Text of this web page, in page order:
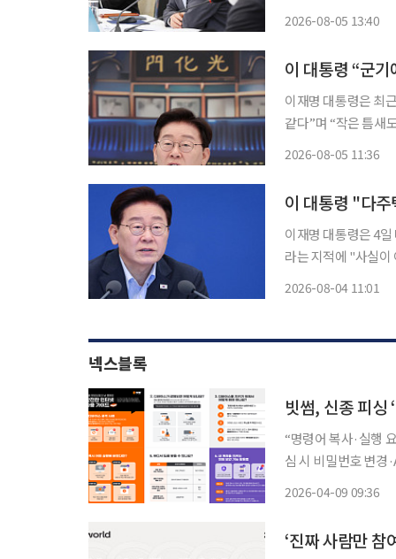
2026-08-05 13:40
이 대통령 “군
이재명 대통령은 최
같다”며 “작은 틈새도
2026-08-05 11:36
이재명 대통령은 4
라는 지적에 "사실
2026-08-04 11:01
넥스블록
빗썸, 신종 피싱
“명령어 복사·실행
심 시 비밀번호 변경·API 키 삭제 등
2026-04-09 09:36
‘진짜 사람만